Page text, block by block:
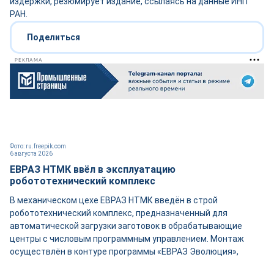
РАН.
Поделиться
РЕКЛАМА
6 августа 2026
Фото: ru.freepik.com
ЕВРАЗ НТМК ввёл в эксплуатацию
робототехнический комплекс
В механическом цехе ЕВРАЗ НТМК введён в строй
робототехнический комплекс, предназначенный для
автоматической загрузки заготовок в обрабатывающие
центры с числовым программным управлением. Монтаж
осуществлён в контуре программы «ЕВРАЗ Эволюция»,